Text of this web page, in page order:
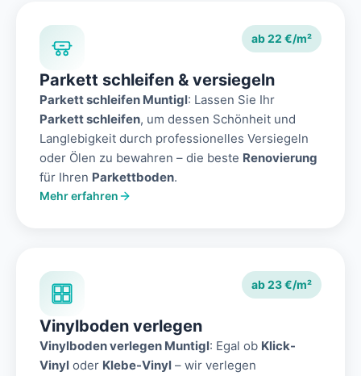
ab 22 €/m²
Parkett schleifen & versiegeln
Parkett schleifen Muntigl: Lassen Sie Ihr
Parkett schleifen, um dessen Schönheit und
Langlebigkeit durch professionelles Versiegeln
oder Ölen zu bewahren – die beste Renovierung
für Ihren Parkettboden.
Mehr erfahren
ab 23 €/m²
Vinylboden verlegen
Vinylboden verlegen Muntigl: Egal ob Klick-
Vinyl oder Klebe-Vinyl – wir verlegen